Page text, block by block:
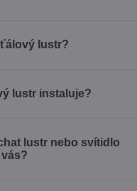
lustr?
lustr instaluje?
lustr nebo svítidlo